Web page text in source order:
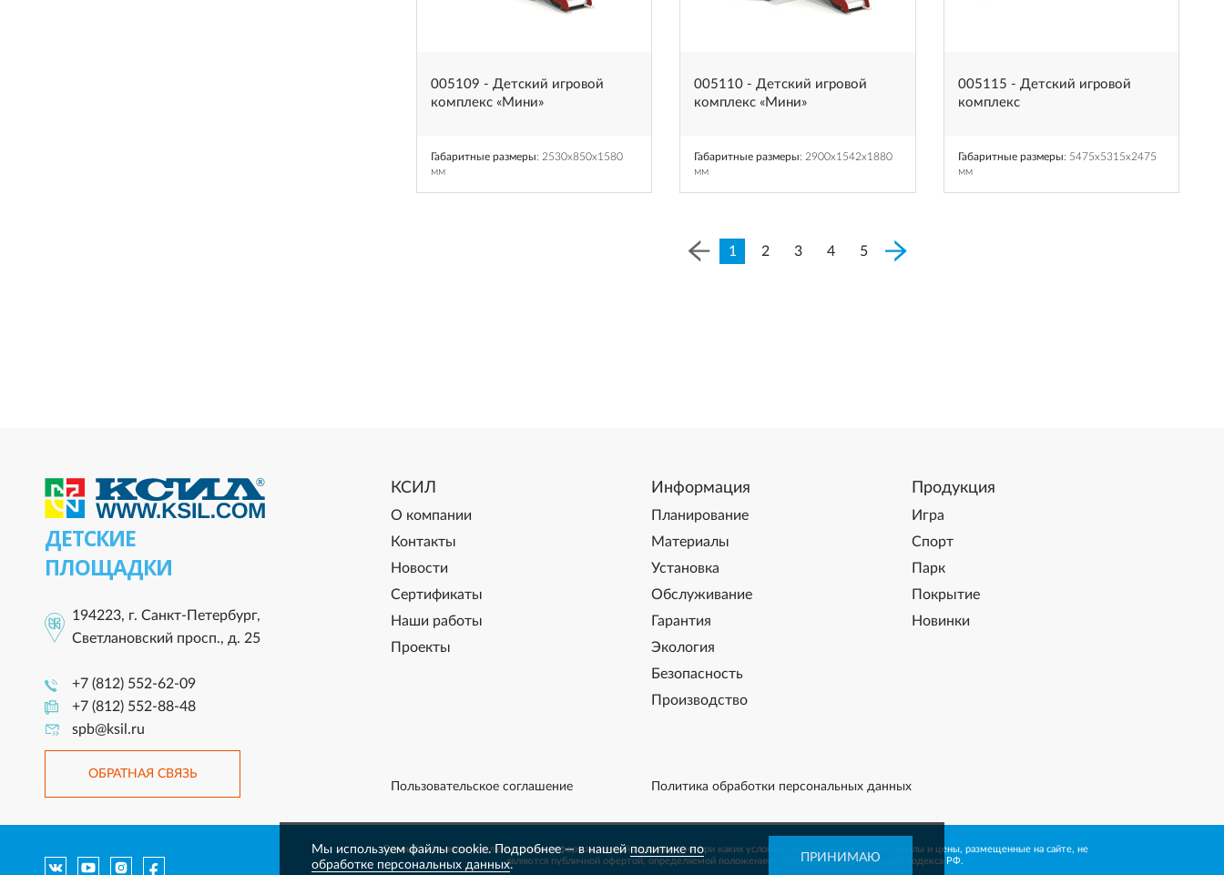
005109 - Детский игровой
комплекс «Мини»
Габаритные размеры: 2530x850x1580
мм
005110 - Детский игровой
комплекс «Мини»
Габаритные размеры: 2900x1542x1880
мм
005115 - Детский игровой
комплекс
Габаритные размеры: 5475x5315x2475
мм
1 2 3 4 5
ДЕТСКИЕ
ПЛОЩАДКИ
194223, г. Санкт-Петербург,
Светлановский просп., д. 25
+7 (812) 552-62-09
+7 (812) 552-88-48
spb@ksil.ru
ОБРАТНАЯ СВЯЗЬ
КСИЛ
О компании
Контакты
Новости
Сертификаты
Наши работы
Проекты
Информация
Планирование
Материалы
Установка
Обслуживание
Гарантия
Экология
Безопасность
Производство
Продукция
Игра
Спорт
Парк
Покрытие
Новинки
Пользовательское соглашение Политика обработки персональных данных
Данный сайт носит исключительно информационный характер и ни при каких условиях информационные материалы и цены, размещенные на сайте, не
являются публичной офертой, определяемой положениями Статьи 437 Гражданского кодекса РФ.
Мы используем файлы cookie. Подробнее — в нашейполитике по
обработке персональных данных.
ПРИНИМАЮ